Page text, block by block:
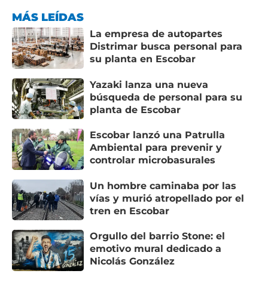
MÁS LEÍDAS
La empresa de autopartes
Distrimar busca personal para
su planta en Escobar
Yazaki lanza una nueva
búsqueda de personal para su
planta de Escobar
Escobar lanzó una Patrulla
Ambiental para prevenir y
controlar microbasurales
Un hombre caminaba por las
vías y murió atropellado por el
tren en Escobar
Orgullo del barrio Stone: el
emotivo mural dedicado a
Nicolás González